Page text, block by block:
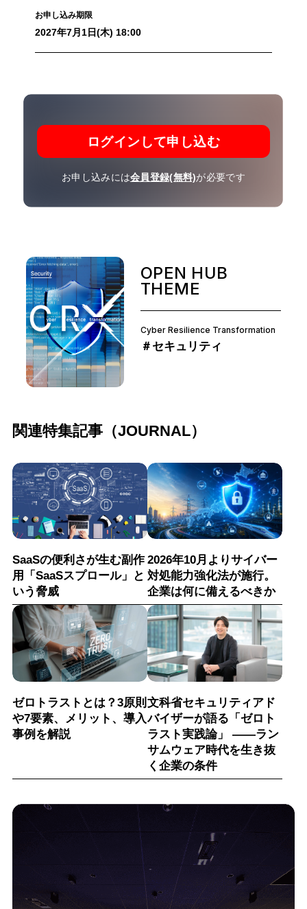
お申し込み期限
2027年7月1日(木) 18:00
ログインして申し込む
お申し込みには会員登録(無料)が必要です
OPEN HUB
THEME
Cyber Resilience Transformation
＃セキュリティ
関連特集記事（JOURNAL）
SaaSの便利さが生む副作
用「SaaSスプロール」と
いう脅威
2026年10月よりサイバー
対処能力強化法が施行。
企業は何に備えるべきか
ゼロトラストとは？3原則
や7要素、メリット、導入
事例を解説
文科省セキュリティアド
バイザーが語る「ゼロト
ラスト実践論」 ——ラン
サムウェア時代を生き抜
く企業の条件